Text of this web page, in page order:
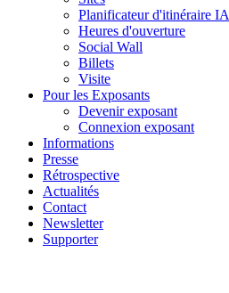
Planificateur d'itinéraire IA
Heures d'ouverture
Social Wall
Billets
Visite
Pour les Exposants
Devenir exposant
Connexion exposant
Informations
Presse
Rétrospective
Actualités
Contact
Newsletter
Supporter